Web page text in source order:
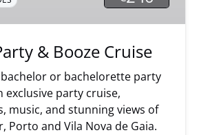
& Booze Cruise
or bachelorette party
exclusive party cruise,
music, and stunning views of
Porto and Vila Nova de Gaia.